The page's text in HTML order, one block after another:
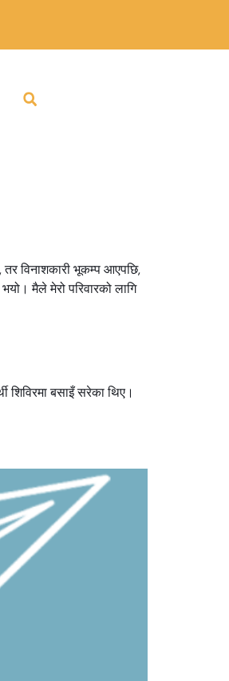
तर विनाशकारी भूकम्प आएपछि,
मैले मेरो परिवारको लागि
शिविरमा बसाइँ सरेका थिए।